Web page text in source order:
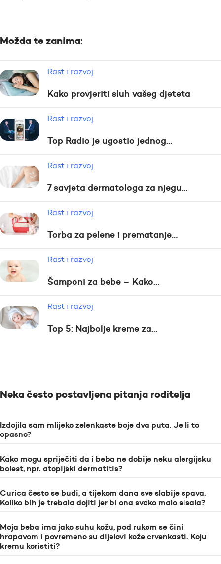
Možda te zanima:
Rast i razvoj
Kako provjeriti sluh vašeg djeteta
Rast i razvoj
Top Radio je ugostio jednog…
Rast i razvoj
7 savjeta dermatologa za njegu…
Rast i razvoj
Torba za pelene i prematanje…
Rast i razvoj
Šamponi za bebe – Kako…
Rast i razvoj
Top 5: Najbolje kreme za…
Neka često postavljena pitanja roditelja
Izdojila sam mlijeko zelenkaste boje dva puta. Je li to
opasno?
Kako mogu spriječiti da i beba ne dobije neku alergijsku
bolest, npr. atopijski dermatitis?
Curica često se budi, a tijekom dana sve slabije spava.
Koliko bih je trebala dojiti jer bi ona svako malo sisala?
Moja beba ima jako suhu kožu, pod rukom se čini
hrapavom i povremeno su dijelovi kože crvenkasti. Koju
kremu koristiti?